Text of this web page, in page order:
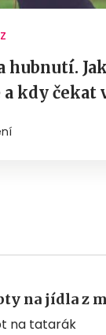
hubnutí.
a kdy čekat
na jídla z
na tatarák